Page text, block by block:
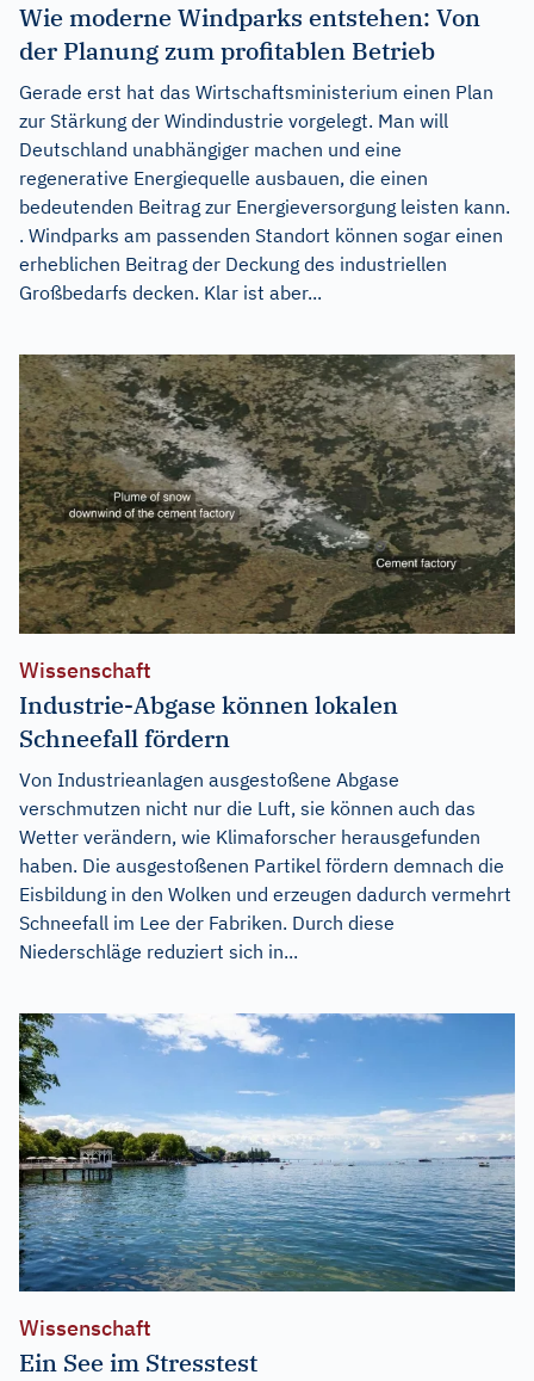
Wie moderne Windparks entstehen: Von
der Planung zum profitablen Betrieb
Gerade erst hat das Wirtschaftsministerium einen Plan
zur Stärkung der Windindustrie vorgelegt. Man will
Deutschland unabhängiger machen und eine
regenerative Energiequelle ausbauen, die einen
bedeutenden Beitrag zur Energieversorgung leisten kann.
. Windparks am passenden Standort können sogar einen
erheblichen Beitrag der Deckung des industriellen
Großbedarfs decken. Klar ist aber...
Wissenschaft
Industrie-Abgase können lokalen
Schneefall fördern
Von Industrieanlagen ausgestoßene Abgase
verschmutzen nicht nur die Luft, sie können auch das
Wetter verändern, wie Klimaforscher herausgefunden
haben. Die ausgestoßenen Partikel fördern demnach die
Eisbildung in den Wolken und erzeugen dadurch vermehrt
Schneefall im Lee der Fabriken. Durch diese
Niederschläge reduziert sich in...
Wissenschaft
Ein See im Stresstest